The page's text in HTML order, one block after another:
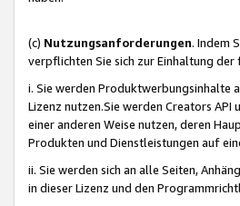
(c) Nutzungsanforderungen. Indem
verpflichten Sie sich zur Einhaltung
i. Sie werden Produktwerbungsinhalte
Lizenz nutzen.Sie werden Creators
einer anderen Weise nutzen, deren
Produkten und Dienstleistungen auf
ii. Sie werden sich an alle Seiten,
in dieser Lizenz und den